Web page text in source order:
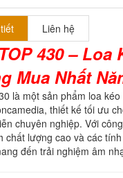
Liên hệ
430 – Loa
Mua Nhất
là một sản phẩm loa
thiết kế tối ưu
chuyên nghiệp. Với
chất lượng cao và các
đến trải nghiệm âm